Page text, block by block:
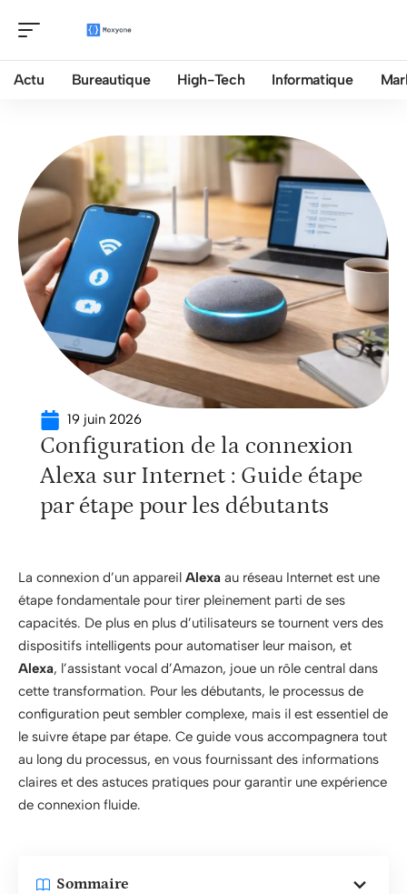
Actu Bureautique High-Tech Informatique
19 juin 2026
Configuration de la connexion
Alexa sur Internet : Guide étape
par étape pour les débutants
La connexion d’un appareil Alexa au réseau Internet est une
étape fondamentale pour tirer pleinement parti de ses
capacités. De plus en plus d’utilisateurs se tournent vers des
dispositifs intelligents pour automatiser leur maison, et
Alexa, l’assistant vocal d’Amazon, joue un rôle central dans
cette transformation. Pour les débutants, le processus de
configuration peut sembler complexe, mais il est essentiel de
le suivre étape par étape. Ce guide vous accompagnera tout
au long du processus, en vous fournissant des informations
claires et des astuces pratiques pour garantir une expérience
de connexion fluide.
Sommaire